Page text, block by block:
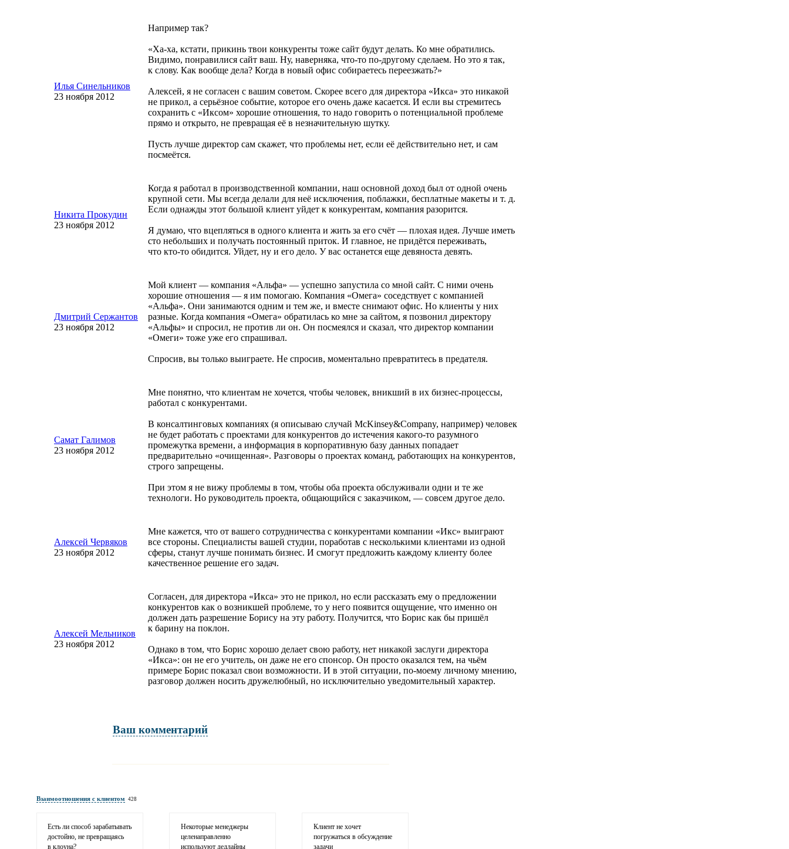
Илья Синельников
23 ноября 2012
Например так?
«Ха-ха, кстати, прикинь твои конкуренты тоже сайт будут делать. Ко мне обратились.
Видимо, понравилися сайт ваш. Ну, наверняка, что-то по-другому сделаем. Но это я так,
к слову. Как вообще дела? Когда в новый офис собираетесь переезжать?»
Алексей, я не согласен с вашим советом. Скорее всего для директора «Икса» это никакой
не прикол, а серьёзное событие, которое его очень даже касается. И если вы стремитесь
сохранить с «Иксом» хорошие отношения, то надо говорить о потенциальной проблеме
прямо и открыто, не превращая её в незначительную шутку.
Пусть лучше директор сам скажет, что проблемы нет, если её действительно нет, и сам
посмеётся.
Никита Прокудин
23 ноября 2012
Когда я работал в производственной компании, наш основной доход был от одной очень
крупной сети. Мы всегда делали для неё исключения, поблажки, бесплатные макеты и т. д.
Если однажды этот большой клиент уйдет к конкурентам, компания разорится.
Я думаю, что вцепляться в одного клиента и жить за его счёт — плохая идея. Лучше иметь
сто небольших и получать постоянный приток. И главное, не придётся переживать,
что кто-то обидится. Уйдет, ну и его дело. У вас останется еще девяноста девять.
Дмитрий Сержантов
23 ноября 2012
Мой клиент — компания «Альфа» — успешно запустила со мной сайт. С ними очень
хорошие отношения — я им помогаю. Компания «Омега» соседствует с компанией
«Альфа». Они занимаются одним и тем же, и вместе снимают офис. Но клиенты у них
разные. Когда компания «Омега» обратилась ко мне за сайтом, я позвонил директору
«Альфы» и спросил, не против ли он. Он посмеялся и сказал, что директор компании
«Омеги» тоже уже его спрашивал.
Спросив, вы только выиграете. Не спросив, моментально превратитесь в предателя.
Самат Галимов
23 ноября 2012
Мне понятно, что клиентам не хочется, чтобы человек, вникший в их бизнес-процессы,
работал с конкурентами.
В консалтинговых компаниях (я описываю случай McKinsey&Company, например) человек
не будет работать с проектами для конкурентов до истечения какого-то разумного
промежутка времени, а информация в корпоративную базу данных попадает
предварительно «очищенная». Разговоры о проектах команд, работающих на конкурентов,
строго запрещены.
При этом я не вижу проблемы в том, чтобы оба проекта обслуживали одни и те же
технологи. Но руководитель проекта, общающийся с заказчиком, — совсем другое дело.
Алексей Червяков
23 ноября 2012
Мне кажется, что от вашего сотрудничества с конкурентами компании «Икс» выиграют
все стороны. Специалисты вашей студии, поработав с несколькими клиентами из одной
сферы, станут лучше понимать бизнес. И смогут предложить каждому клиенту более
качественное решение его задач.
Алексей Мельников
23 ноября 2012
Согласен, для директора «Икса» это не прикол, но если рассказать ему о предложении
конкурентов как о возникшей проблеме, то у него появится ощущение, что именно он
должен дать разрешение Борису на эту работу. Получится, что Борис как бы пришёл
к барину на поклон.
Однако в том, что Борис хорошо делает свою работу, нет никакой заслуги директора
«Икса»: он не его учитель, он даже не его спонсор. Он просто оказался тем, на чьём
примере Борис показал свои возможности. И в этой ситуации, по-моему личному мнению,
разговор должен носить дружелюбный, но исключительно уведомительный характер.
Ваш комментарий
Взаимоотношения с клиентом 428
Есть ли способ зарабатывать
достойно, не превращаясь
в клоуна?
Некоторые менеджеры
целенаправленно
используют дедлайны
Клиент не хочет
погружаться в обсуждение
задачи